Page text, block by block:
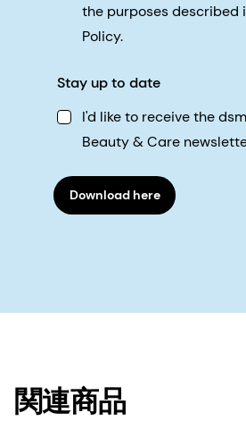
the purposes described
Policy.
Stay up to date
I'd like to receive the
Beauty & Care
Download here
関連商品